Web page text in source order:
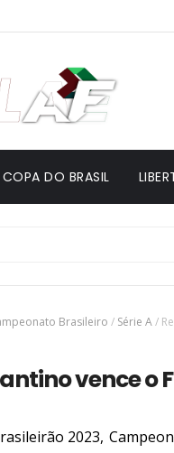
COPA DO BRASIL
Brasileiro / Série A/
vence o
2023,